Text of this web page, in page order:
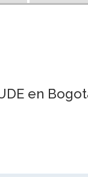
en